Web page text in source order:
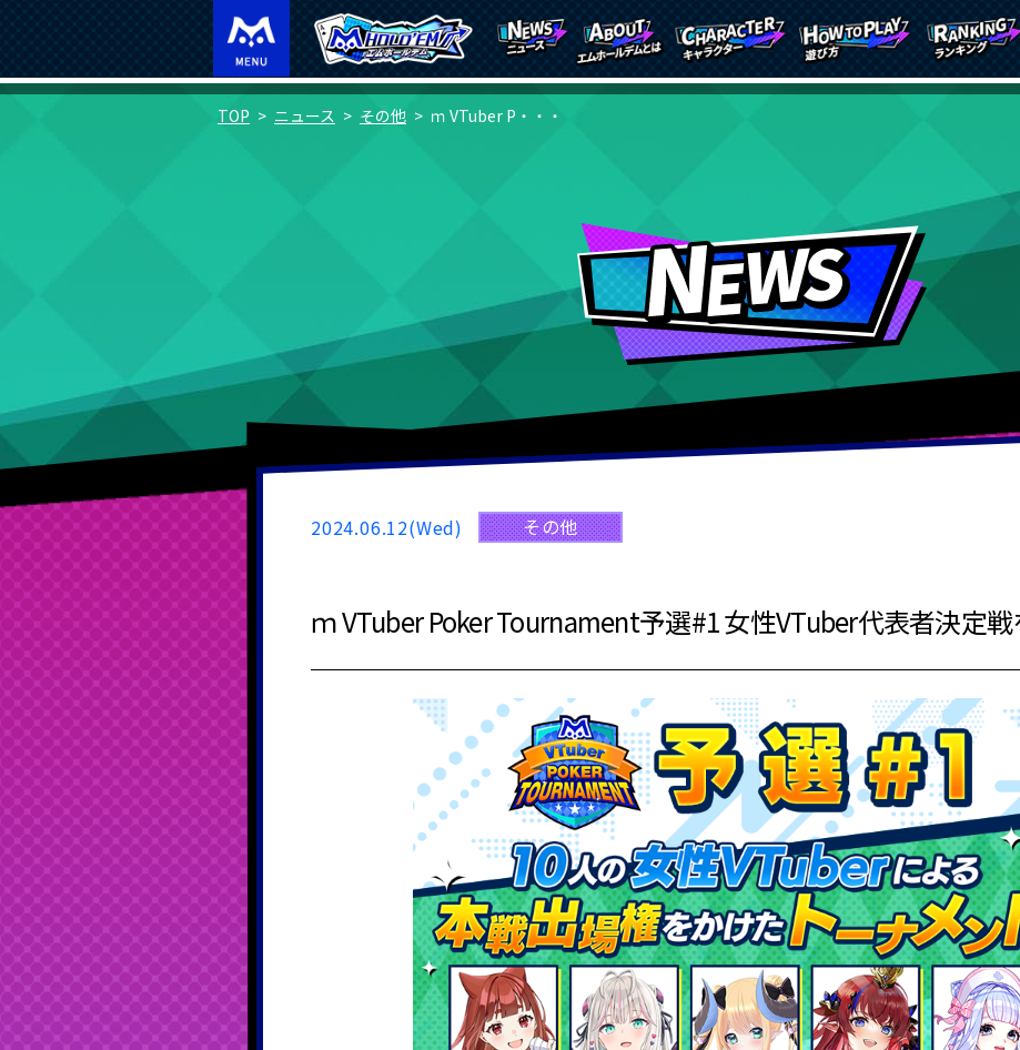
TOP ニュース その他 ｍ VTuber P・・・
2024.06.12(Wed) その他
ｍ VTuber Poker Tournament予選#1 女性VTuber代表者決定戦